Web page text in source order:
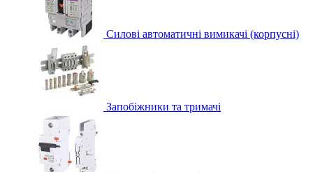
Силові автоматичні вимикачі (корпусні)
Запобіжники та тримачі